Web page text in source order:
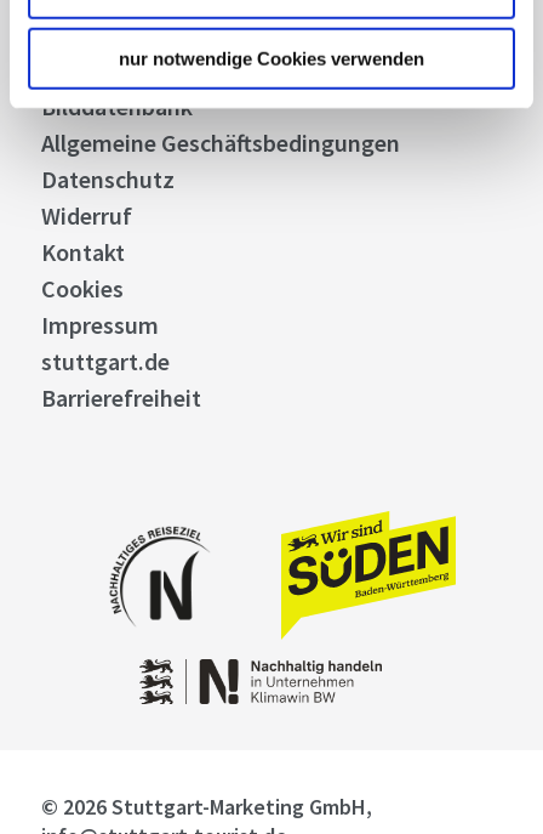
nur notwendige Cookies verwenden
Business
Stuttgart Convention Bureau
Bilddatenbank
Allgemeine Geschäftsbedingungen
Datenschutz
Widerruf
Kontakt
Cookies
Impressum
stuttgart.de
Barrierefreiheit
© 2026 Stuttgart-Marketing GmbH,